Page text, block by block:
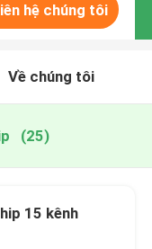
hệ chúng tôi
Về chúng tôi
(25)
15 kênh